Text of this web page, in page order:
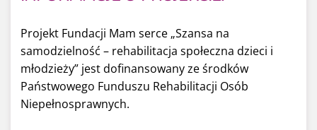
Projekt Fundacji Mam serce „Szansa na
samodzielność – rehabilitacja społeczna dzieci i
młodzieży” jest dofinansowany ze środków
Państwowego Funduszu Rehabilitacji Osób
Niepełnosprawnych.